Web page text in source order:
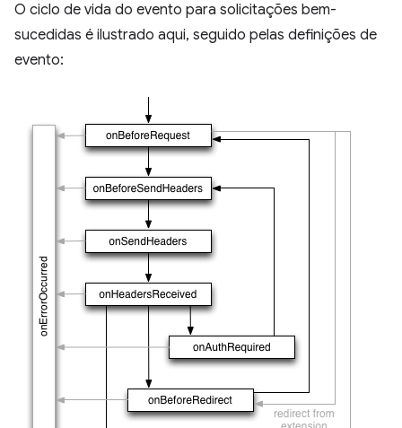
O ciclo de vida do evento para solicitações bem-
sucedidas é ilustrado aqui, seguido pelas definições de
evento: